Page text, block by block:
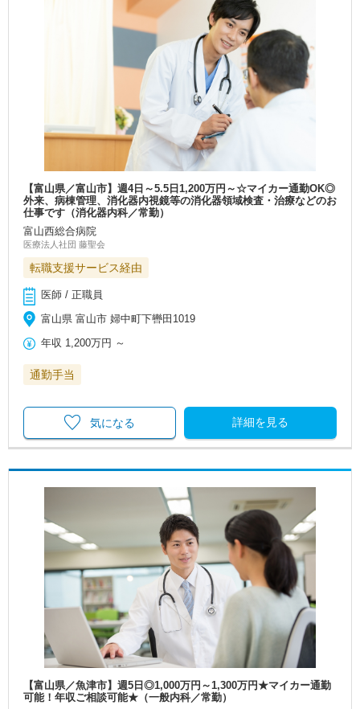
【富山県／富山市】週4日～5.5日1,200万円～☆マイカー通勤OK◎
外来、病棟管理、消化器内視鏡等の消化器領域検査・治療などのお
仕事です（消化器内科／常勤）
富山西総合病院
医療法人社団 藤聖会
転職支援サービス経由
医師 / 正職員
富山県 富山市 婦中町下轡田1019
年収 1,200万円 ～
通勤手当
詳細を見る
気になる
【富山県／魚津市】週5日◎1,000万円～1,300万円★マイカー通勤
可能！年収ご相談可能★（一般内科／常勤）